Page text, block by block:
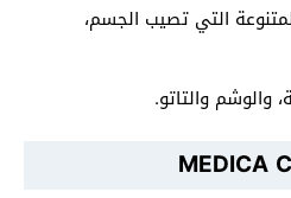
التي تصيب الجسم،
والوشم والتاتو.